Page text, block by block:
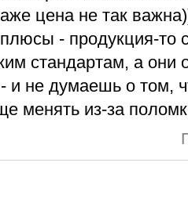
цена не так
- продукция-то
стандартам, а они
и не думаешь о том,
менять из-за